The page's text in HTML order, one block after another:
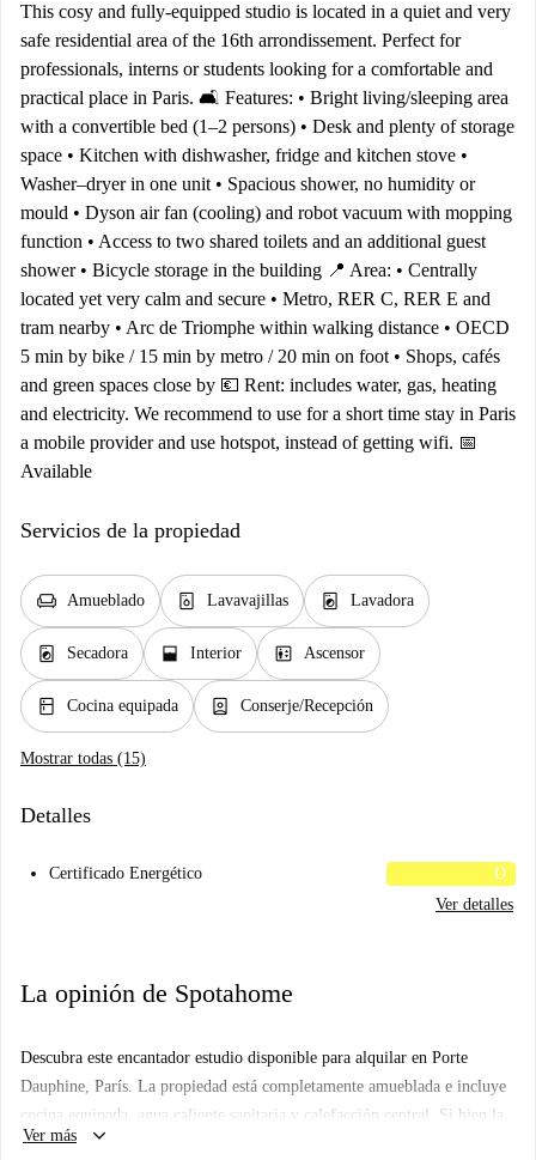
This cosy and fully-equipped studio is located in a quiet and very
safe residential area of the 16th arrondissement. Perfect for
professionals, interns or students looking for a comfortable and
practical place in Paris. 🛋️ Features: • Bright living/sleeping area
with a convertible bed (1–2 persons) • Desk and plenty of storage
space • Kitchen with dishwasher, fridge and kitchen stove •
Washer–dryer in one unit • Spacious shower, no humidity or
mould • Dyson air fan (cooling) and robot vacuum with mopping
function • Access to two shared toilets and an additional guest
shower • Bicycle storage in the building 📍 Area: • Centrally
located yet very calm and secure • Metro, RER C, RER E and
tram nearby • Arc de Triomphe within walking distance • OECD
5 min by bike / 15 min by metro / 20 min on foot • Shops, cafés
and green spaces close by 💶 Rent: includes water, gas, heating
and electricity. We recommend to use for a short time stay in Paris
a mobile provider and use hotspot, instead of getting wifi. 📅
Available
Servicios de la propiedad
chair Amueblado dishwasher_gen Lavavajillas local_laundry_service Lavadora
local_laundry_service Secadora window_open Interior elevator Ascensor
kitchen Cocina equipada person_book Conserje/Recepción
Mostrar todas (15)
Detalles
Certificado Energético
D
Ver detalles
La opinión de Spotahome
Descubra este encantador estudio disponible para alquilar en Porte
Dauphine, París. La propiedad está completamente amueblada e incluye
cocina equipada, agua caliente sanitaria y calefacción central. Si bien la
electricidad y el agua están incluidas con un límite, el servicio de WiFi
Ver más keyboard_arrow_down